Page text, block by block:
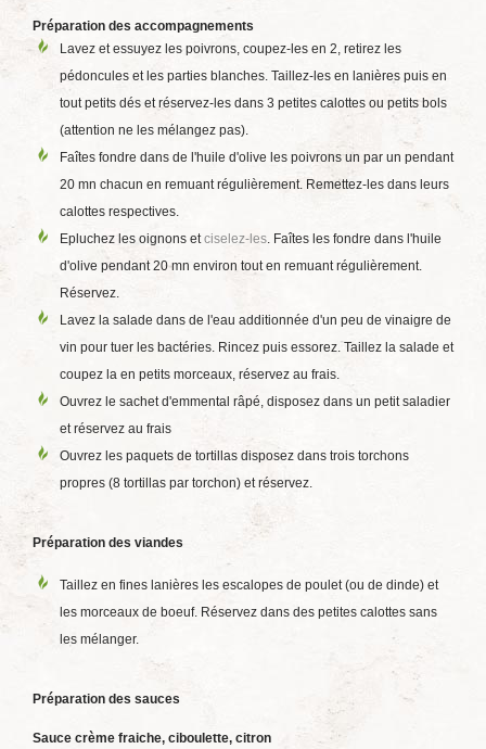
Préparation des accompagnements
Lavez et essuyez les poivrons, coupez-les en 2, retirez les
pédoncules et les parties blanches. Taillez-les en lanières puis en
tout petits dés et réservez-les dans 3 petites calottes ou petits bols
(attention ne les mélangez pas).
Faîtes fondre dans de l'huile d'olive les poivrons un par un pendant
20 mn chacun en remuant régulièrement. Remettez-les dans leurs
calottes respectives.
Epluchez les oignons etciselez-les. Faîtes les fondre dans l'huile
d'olive pendant 20 mn environ tout en remuant régulièrement.
Réservez.
Lavez la salade dans de l'eau additionnée d'un peu de vinaigre de
vin pour tuer les bactéries. Rincez puis essorez. Taillez la salade et
coupez la en petits morceaux, réservez au frais.
Ouvrez le sachet d'emmental râpé, disposez dans un petit saladier
et réservez au frais
Ouvrez les paquets de tortillas disposez dans trois torchons
propres (8 tortillas par torchon) et réservez.
Préparation des viandes
Taillez en fines lanières les escalopes de poulet (ou de dinde) et
les morceaux de boeuf. Réservez dans des petites calottes sans
les mélanger.
Préparation des sauces
Sauce crème fraiche, ciboulette, citron